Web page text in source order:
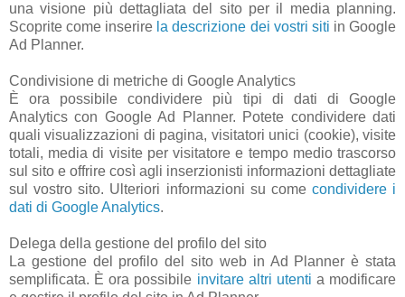
una visione più dettagliata del sito per il media planning.
Scoprite come inserire la descrizione dei vostri siti in Google
Ad Planner.
Condivisione di metriche di Google Analytics
È ora possibile condividere più tipi di dati di Google
Analytics con Google Ad Planner. Potete condividere dati
quali visualizzazioni di pagina, visitatori unici (cookie), visite
totali, media di visite per visitatore e tempo medio trascorso
sul sito e offrire così agli inserzionisti informazioni dettagliate
sul vostro sito. Ulteriori informazioni su come condividere i
dati di Google Analytics.
Delega della gestione del profilo del sito
La gestione del profilo del sito web in Ad Planner è stata
semplificata. È ora possibile invitare altri utenti a modificare